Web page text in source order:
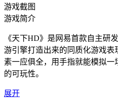
游戏截图
游戏简介
《天下HD》是网易首款自主研
游引擎打造出来的同质化游戏
素一应俱全，用手指就能模拟一
的可玩性。
展开